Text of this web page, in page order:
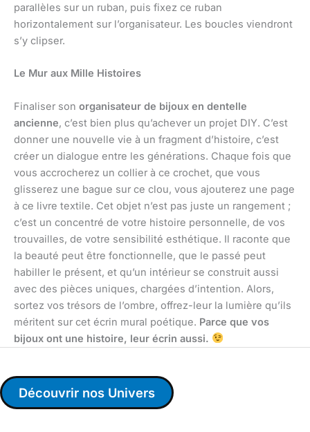
parallèles sur un ruban, puis fixez ce ruban
horizontalement sur l’organisateur. Les boucles viendront
s’y clipser.
Le Mur aux Mille Histoires
Finaliser son organisateur de bijoux en dentelle
ancienne, c’est bien plus qu’achever un projet DIY. C’est
donner une nouvelle vie à un fragment d’histoire, c’est
créer un dialogue entre les générations. Chaque fois que
vous accrocherez un collier à ce crochet, que vous
glisserez une bague sur ce clou, vous ajouterez une page
à ce livre textile. Cet objet n’est pas juste un rangement ;
c’est un concentré de votre histoire personnelle, de vos
trouvailles, de votre sensibilité esthétique. Il raconte que
la beauté peut être fonctionnelle, que le passé peut
habiller le présent, et qu’un intérieur se construit aussi
avec des pièces uniques, chargées d’intention. Alors,
sortez vos trésors de l’ombre, offrez-leur la lumière qu’ils
méritent sur cet écrin mural poétique. Parce que vos
bijoux ont une histoire, leur écrin aussi.
Découvrir nos Univers